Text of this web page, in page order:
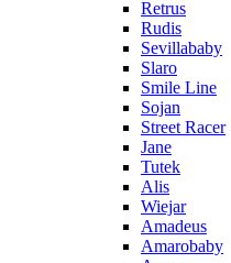
Retrus
Rudis
Sevillababy
Slaro
Smile Line
Sojan
Street Racer
Jane
Tutek
Alis
Wiejar
Amadeus
Amarobaby